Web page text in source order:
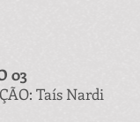
03
Taís Nardi